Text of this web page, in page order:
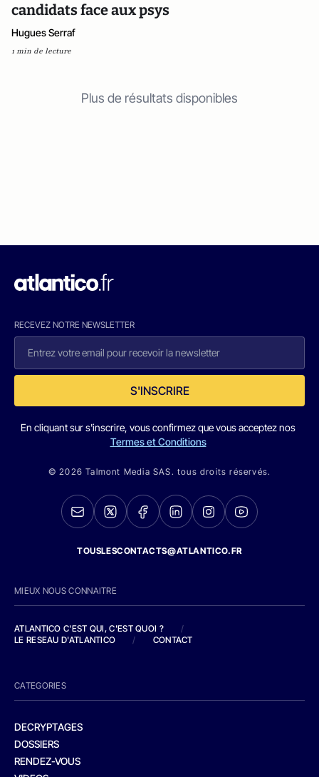
candidats face aux psys
Hugues Serraf
1 min de lecture
Plus de résultats disponibles
RECEVEZ NOTRE NEWSLETTER
S'INSCRIRE
En cliquant sur s'inscrire, vous confirmez que vous acceptez nos
Termes et Conditions
© 2026 Talmont Media SAS. tous droits réservés.
TOUSLESCONTACTS@ATLANTICO.FR
MIEUX NOUS CONNAITRE
ATLANTICO C'EST QUI, C'EST QUOI ?
/
LE RESEAU D'ATLANTICO
/ CONTACT
CATEGORIES
DECRYPTAGES
DOSSIERS
RENDEZ-VOUS